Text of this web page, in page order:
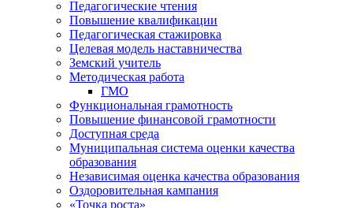
Педагогические чтения
Повышение квалификации
Педагогическая стажировка
Целевая модель наставничества
Земский учитель
Методическая работа
ГМО
Функциональная грамотность
Повышение финансовой грамотности
Доступная среда
Муниципальная система оценки качества
образования
Независимая оценка качества образования
Оздоровительная кампания
«Точка роста»